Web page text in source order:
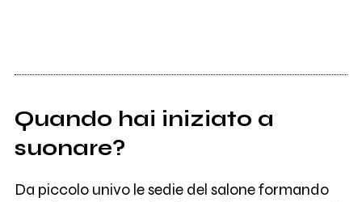
Quando hai iniziato a
suonare?
Da piccolo univo le sedie del salone formando